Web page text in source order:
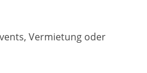
Vermietung oder